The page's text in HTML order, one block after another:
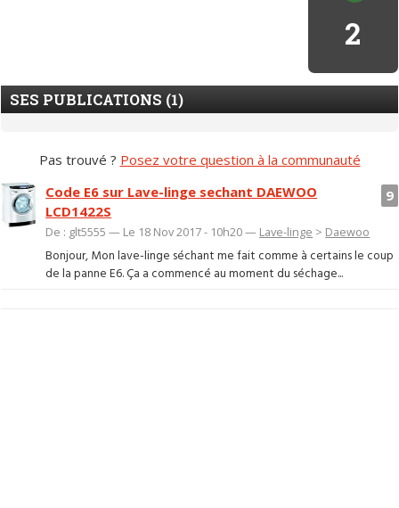
2
SES PUBLICATIONS (1)
Pas trouvé ? Posez votre question à la communauté
9
Code E6 sur Lave-linge sechant DAEWOO
LCD1422S
De : glt5555 — Le 18 Nov 2017 - 10h20 — Lave-linge > Daewoo
Bonjour, Mon lave-linge séchant me fait comme à certains le coup
de la panne E6. Ça a commencé au moment du séchage...